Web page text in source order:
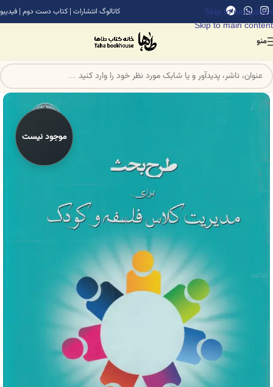
Skip to navigation
Skip to main content
کاتالوگ انتشارات | کتاب دست دوم | فیدیبو
منو
موجود نیست